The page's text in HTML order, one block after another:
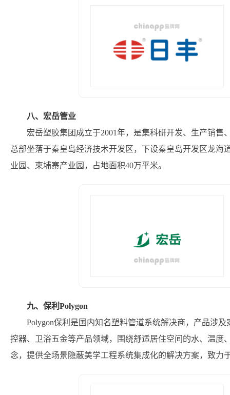
八、宏岳管业
宏岳塑胶集团成立于2001年，是集科研开发、生产销
总部坐落于秦皇岛经济技术开发区，下设秦皇岛开发区龙
业园、柬埔寨产业园，占地面积40万平米。
九、保利Polygon
Polygon保利是国内知名塑料管道系统解决商，产品涉
控器、卫浴五金等产品领域，围绕舒适居住空间的水、温度
念，提供全场景隐蔽美学工程系统集成化的解决方案，致力